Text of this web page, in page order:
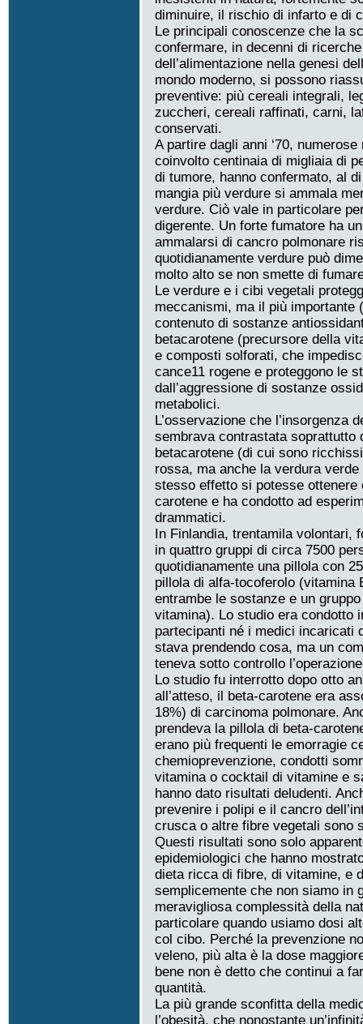
diminuire, il rischio di infarto e di
Le principali conoscenze che la
confermare, in decenni di
dell’alimentazione nella genesi
mondo moderno, si possono
preventive: più cereali integrali,
zuccheri, cereali raffinati, carni,
conservati.
A partire dagli anni ‘70,
coinvolto centinaia di migliaia di
di tumore, hanno confermato, al
mangia più verdure si ammala
verdure. Ciò vale in particolare
digerente. Un forte fumatore ha
ammalarsi di cancro polmonare
quotidianamente verdure può
molto alto se non smette di
Le verdure e i cibi vegetali
meccanismi, ma il più importante
contenuto di sostanze
betacarotene (precursore della
e composti solforati, che
cance11 rogene e proteggono le
dall’aggressione di sostanze
metabolici.
L’osservazione che l’insorgenza
sembrava contrastata soprattutto
betacarotene (di cui sono
rossa, ma anche la verdura
stesso effetto si potesse
carotene e ha condotto ad
drammatici.
In Finlandia, trentamila volontari,
in quattro gruppi di circa 7500
quotidianamente una pillola con
pillola di alfa-tocoferolo (vitamina
entrambe le sostanze e un
vitamina). Lo studio era condotto
partecipanti né i medici incaricati
stava prendendo cosa, ma un
teneva sotto controllo
Lo studio fu interrotto dopo otto
all’atteso, il beta-carotene era
18%) di carcinoma polmonare.
prendeva la pillola di beta-
erano più frequenti le emorragie
chemioprevenzione, condotti
vitamina o cocktail di vitamine e
hanno dato risultati deludenti.
prevenire i polipi e il cancro
crusca o altre fibre vegetali sono
Questi risultati sono solo
epidemiologici che hanno
dieta ricca di fibre, di vitamine, e
semplicemente che non siamo in
meravigliosa complessità della
particolare quando usiamo dosi
col cibo. Perché la prevenzione
veleno, più alta è la dose
bene non è detto che continui a
quantità.
La più grande sconfitta della
l’obesità, che nonostante